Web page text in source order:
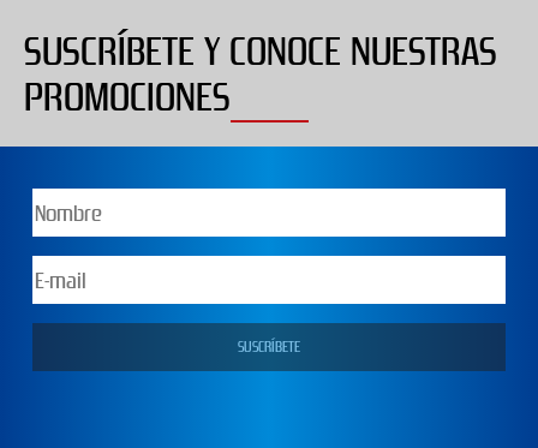
SUSCRÍBETE Y CONOCE NUESTRAS
PROMOCIONES